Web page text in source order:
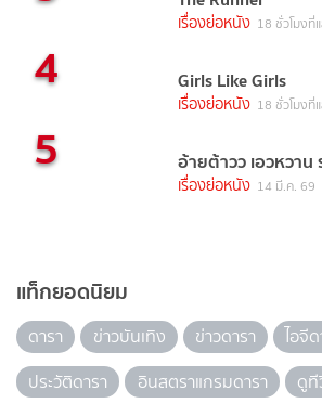
เรื่องย่อหนัง 18 ชั่วโมงที่
4 Girls Like Girls
เรื่องย่อหนัง 18 ชั่วโมงที่
5 อ้ายต้าวว เอวหวาน
เรื่องย่อหนัง 14 มี.ค. 69
แท็กยอดนิยม
ดารา ข่าวบันเทิง ข่าวดารา
ไอจี
ประวัติดารา
อินสตราแกรมดารา
ดูที